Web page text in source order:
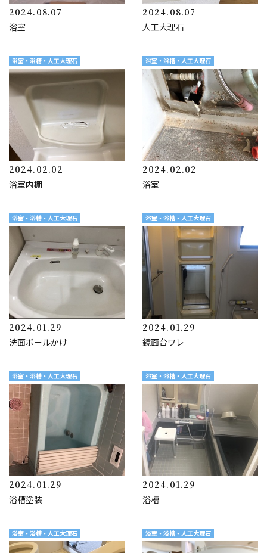
2024.08.07
浴室
2024.08.07
人工大理石
浴室・浴槽・人工大理石
2024.02.02
浴室内棚
浴室・浴槽・人工大理石
2024.02.02
浴室
浴室・浴槽・人工大理石
2024.01.29
洗面ボールかけ
浴室・浴槽・人工大理石
2024.01.29
鏡面台ワレ
浴室・浴槽・人工大理石
2024.01.29
浴槽塗装
浴室・浴槽・人工大理石
2024.01.29
浴槽
浴室・浴槽・人工大理石 浴室・浴槽・人工大理石